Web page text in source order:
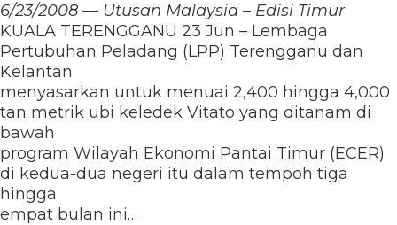
6/23/2008 — Utusan Malaysia – Edisi Timur
KUALA TERENGGANU 23 Jun – Lembaga
Pertubuhan Peladang (LPP) Terengganu dan
Kelantan
menyasarkan untuk menuai 2,400 hingga 4,000
tan metrik ubi keledek Vitato yang ditanam di
bawah
program Wilayah Ekonomi Pantai Timur (ECER)
di kedua-dua negeri itu dalam tempoh tiga
hingga
empat bulan ini…